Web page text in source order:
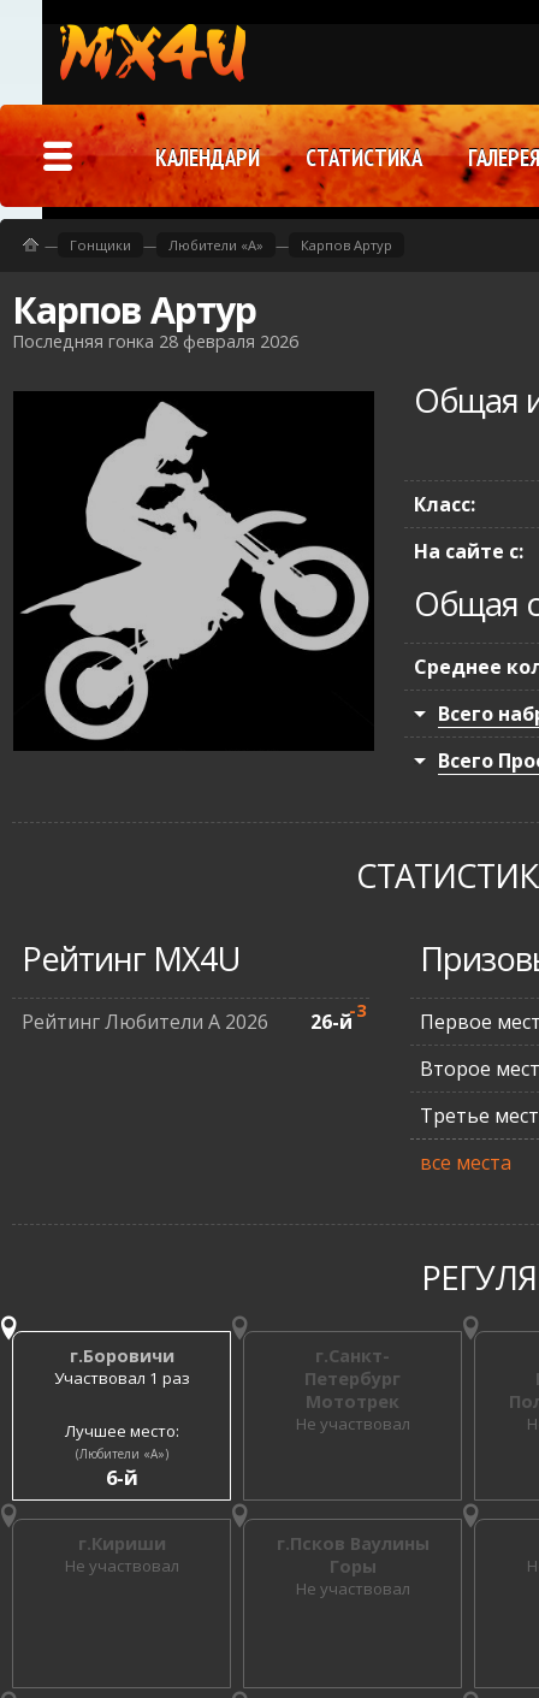
Карпов Артур
Последняя гонка 28 февраля 2026
Общая
Класс:
На сайте с:
Общая
Среднее
Всего
Всего
Рейтинг MX4U
Рейтинг Любители А 2026 26-й-3
Первое
Второе
Третье
все места
г.Боровичи
Участвовал 1 раз
Лучшее место:
(Любители «A»)
6-й
г.Санкт-
Петербург
Мототрек
Не участвовал
г.Кириши
Не участвовал
г.Псков Ваулины
Горы
Не участвовал
— Гонщики — Любители «A» — Карпов Артур
КАЛЕНДАРИ СТАТИСТИКА ГАЛЕРЕЯ